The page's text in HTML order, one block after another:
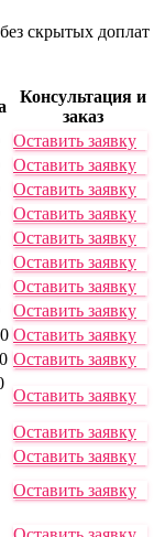
скрытых доплат
Консультация и
заказ
Оставить заявку
Оставить заявку
Оставить заявку
Оставить заявку
Оставить заявку
Оставить заявку
Оставить заявку
Оставить заявку
Оставить заявку
Оставить заявку
Оставить заявку
Оставить заявку
Оставить заявку
Оставить заявку